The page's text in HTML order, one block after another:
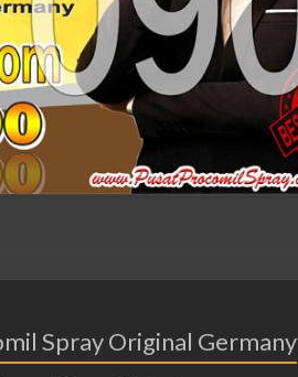
Spray Original Germany